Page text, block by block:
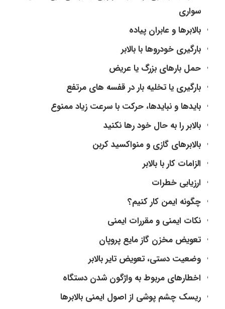
سواری
بالابرها و عابران پیاده
بارگیری خودروها با بالابر
حمل بارهای بزرگ یا عریض
بارگیری یا تخلیه بار در قفسه های مرتفع
بایدها و نبایدها، حرکت با سرعت زیاد ممنوع
بالابر را به حال خود رها نکنید
بالابرهای گازی و منواکسید کربن
الزامات کار با بالابر
ارزیابی خطرات
چگونه ایمن کار کنیم؟
نکات ایمنی و مقررات ایمنی
تعویض مخزن گاز مایع پروپان
وضعیت دستی، تعویض تایر بالابر
اخطارهای مربوط به واژگون شدن دستگاه
ریسک چشم پوشی از اصول ایمنی بالابرها